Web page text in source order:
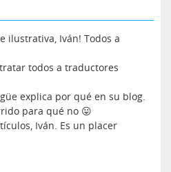
ilustrativa, Iván! Todos a
todos a traductores
explica por qué en su blog.
para qué no 😛
Iván. Es un placer